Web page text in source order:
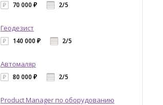
70 000 ₽ 2/5
Геодезист
140 000 ₽ 2/5
Автомаляр
80 000 ₽ 2/5
Product Manager по оборудованию